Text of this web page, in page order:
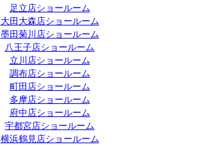
足立店ショールーム
大田大森店ショールーム
墨田菊川店ショールーム
八王子店ショールーム
立川店ショールーム
調布店ショールーム
町田店ショールーム
多摩店ショールーム
府中店ショールーム
宇都宮店ショールーム
横浜鶴見店ショールーム